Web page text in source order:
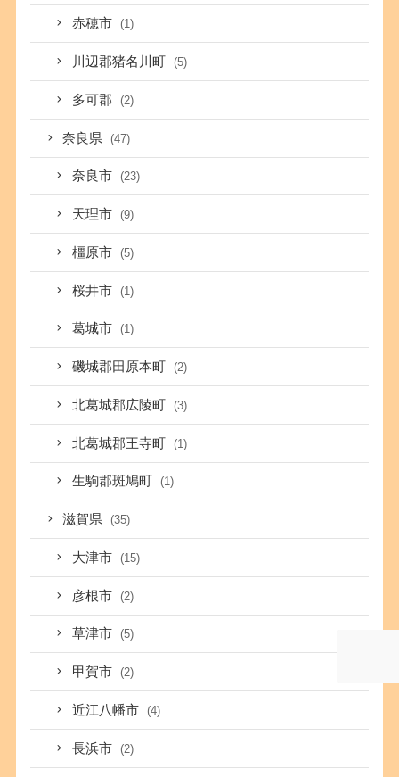
赤穂市 (1)
川辺郡猪名川町 (5)
多可郡 (2)
奈良県 (47)
奈良市 (23)
天理市 (9)
橿原市 (5)
桜井市 (1)
葛城市 (1)
磯城郡田原本町 (2)
北葛城郡広陵町 (3)
北葛城郡王寺町 (1)
生駒郡斑鳩町 (1)
滋賀県 (35)
大津市 (15)
彦根市 (2)
草津市 (5)
甲賀市 (2)
近江八幡市 (4)
長浜市 (2)